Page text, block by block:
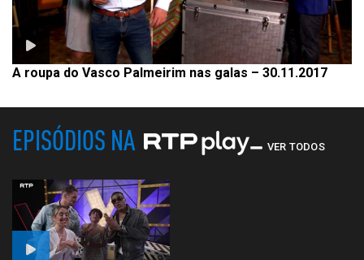
A roupa do Vasco Palmeirim nas galas – 30.11.2017
EPISÓDIOS NA VER TODOS